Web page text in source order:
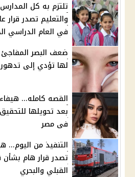
تلتزم به كل
والتعليم تصدر
في العام الدراسي
لها تؤدي إلى تدهور
القصه كامله...
بعد تحويلها
فى مصر
التنفيذ من اليوم...
تصدر قرار هام
القبلي والبحري